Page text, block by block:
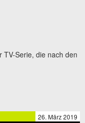
TV-Serie, die nach den
26. März 2019